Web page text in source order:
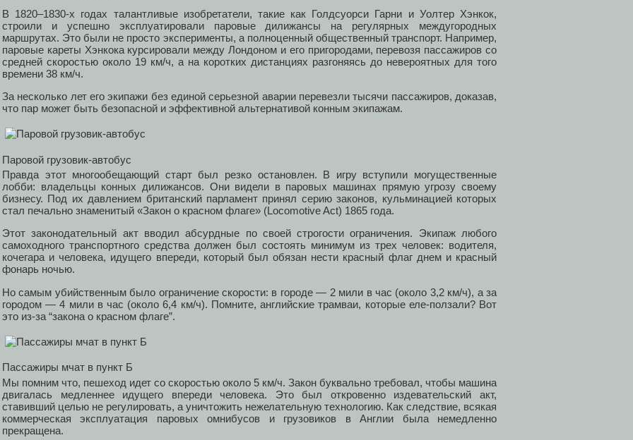
В 1820–1830-х годах талантливые изобретатели, такие как Голдсуорси Гарни и Уолтер Хэнкок,
строили и успешно эксплуатировали паровые дилижансы на регулярных междугородных
маршрутах. Это были не просто эксперименты, а полноценный общественный транспорт. Например,
паровые кареты Хэнкока курсировали между Лондоном и его пригородами, перевозя пассажиров со
средней скоростью около 19 км/ч, а на коротких дистанциях разгоняясь до невероятных для того
времени 38 км/ч.
За несколько лет его экипажи без единой серьезной аварии перевезли тысячи пассажиров, доказав,
что пар может быть безопасной и эффективной альтернативой конным экипажам.
Паровой грузовик-автобус
Правда этот многообещающий старт был резко остановлен. В игру вступили могущественные
лобби: владельцы конных дилижансов. Они видели в паровых машинах прямую угрозу своему
бизнесу. Под их давлением британский парламент принял серию законов, кульминацией которых
стал печально знаменитый «Закон о красном флаге» (Locomotive Act) 1865 года.
Этот законодательный акт вводил абсурдные по своей строгости ограничения. Экипаж любого
самоходного транспортного средства должен был состоять минимум из трех человек: водителя,
кочегара и человека, идущего впереди, который был обязан нести красный флаг днем и красный
фонарь ночью.
Но самым убийственным было ограничение скорости: в городе — 2 мили в час (около 3,2 км/ч), а за
городом — 4 мили в час (около 6,4 км/ч). Помните, английские трамваи, которые еле-ползали? Вот
это из-за “закона о красном флаге”.
Пассажиры мчат в пункт Б
Мы помним что, пешеход идет со скоростью около 5 км/ч. Закон буквально требовал, чтобы машина
двигалась медленнее идущего впереди человека. Это был откровенно издевательский акт,
ставивший целью не регулировать, а уничтожить нежелательную технологию. Как следствие, всякая
коммерческая эксплуатация паровых омнибусов и грузовиков в Англии была немедленно
прекращена.